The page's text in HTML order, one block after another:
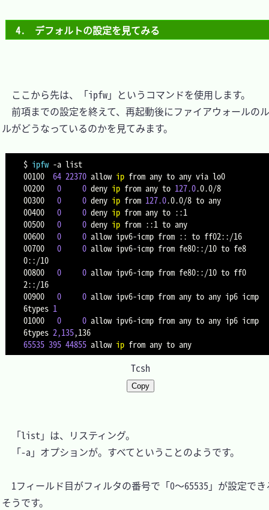
4.　デフォルトの設定を見てみる
ここから先は、「ipfw」というコマンドを使用します。
前項までの設定を終えて、再起動後にファイアウォールの
ルがどうなっているのかを見てみます。
$ ipfw -a list
00100 64 22370 allow ip from any to any via lo0
00200 0 0 deny ip from any to 127.0.0.0/8
00300 0 0 deny ip from 127.0.0.0/8 to any
00400 0 0 deny ip from any to ::1
00500 0 0 deny ip from ::1 to any
00600 0 0 allow ipv6-icmp from :: to ff02::/16
00700 0 0 allow ipv6-icmp from fe80::/10 to fe8
0::/10
00800 0 0 allow ipv6-icmp from fe80::/10 to ff0
2::/16
00900 0 0 allow ipv6-icmp from any to any ip6 icmp
6types 1
01000 0 0 allow ipv6-icmp from any to any ip6 icmp
6types 2,135
65535 395 44855 allow ip
Tcsh
Copy
「list」は、リスティング。
「-a」オプションが。すべてということのようです。
1フィールド目がフィルタの番号で「0～65535」が設定でき
そうです。